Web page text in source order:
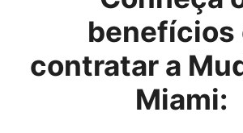
benefícios
contratar a
Miami: